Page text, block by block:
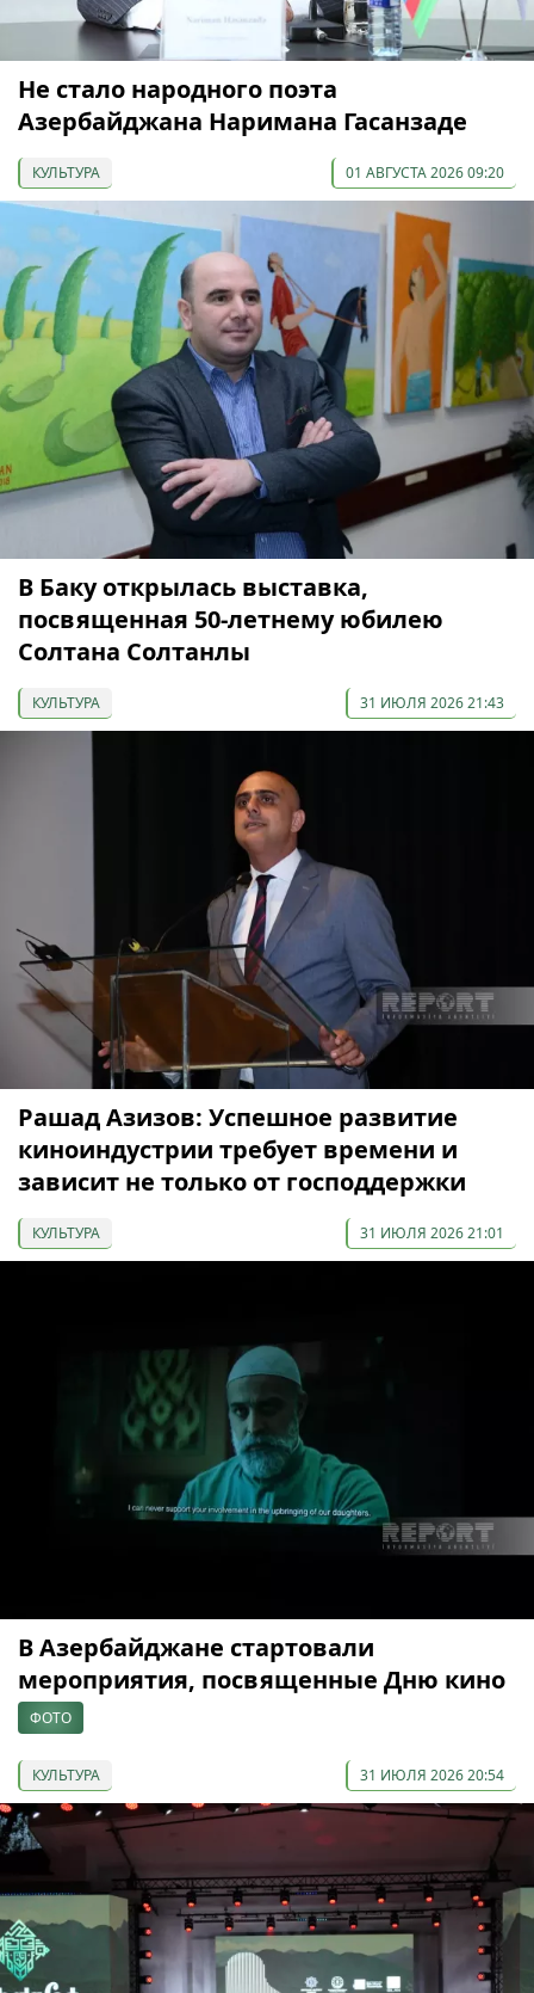
Не стало народного поэта
Азербайджана Наримана Гасанзаде
КУЛЬТУРА 01 АВГУСТА 2026 09:20
В Баку открылась выставка,
посвященная 50-летнему юбилею
Солтана Солтанлы
КУЛЬТУРА 31 ИЮЛЯ 2026 21:43
Рашад Азизов: Успешное развитие
киноиндустрии требует времени и
зависит не только от господдержки
КУЛЬТУРА 31 ИЮЛЯ 2026 21:01
В Азербайджане стартовали
мероприятия, посвященные Дню кино
ФОТО
КУЛЬТУРА 31 ИЮЛЯ 2026 20:54